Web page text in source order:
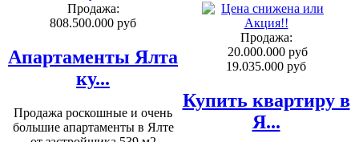
Продажа:
808.500.000 руб
Апартаменты Ялта
ку...
Продажа роскошные и очень
большие апартаменты в Ялте
Продажа:
20.000.000 руб
19.035.000 руб
Купить квартиру в
Я...